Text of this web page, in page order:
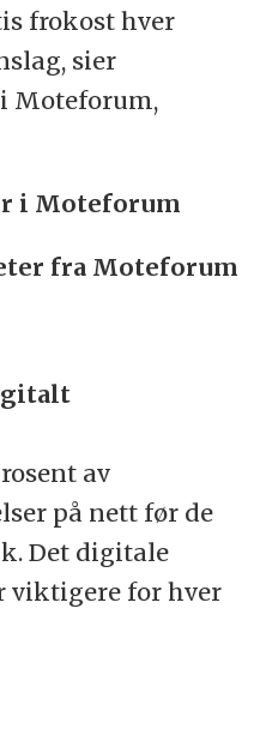
frokost hver
sier
Moteforum,
i Moteforum
fra Moteforum
av
på nett før de
Det digitale
for hver